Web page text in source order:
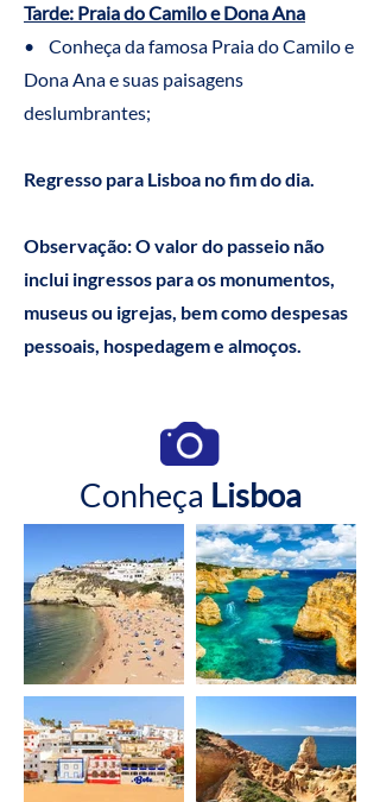
Tarde: Praia do Camilo e Dona Ana
• Conheça da famosa Praia do Camilo e
Dona Ana e suas paisagens
deslumbrantes;
Regresso para Lisboa no fim do dia.
Observação: O valor do passeio não
inclui ingressos para os monumentos,
museus ou igrejas, bem como despesas
pessoais, hospedagem e almoços.
Conheça Lisboa